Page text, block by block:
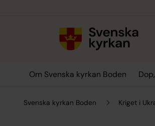
Om Svenska kyrkan Boden
Svenska kyrkan Boden Kriget i